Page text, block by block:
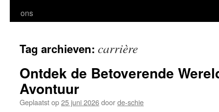
naar
inhoud
ons
Tag archieven: carrière
Ontdek de Betoverende
Avontuur
Geplaatst op25 juni 2026doorde-schie